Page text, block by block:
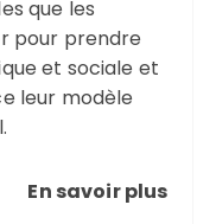
que les
pour prendre
et sociale et
leur modèle
En savoir plus